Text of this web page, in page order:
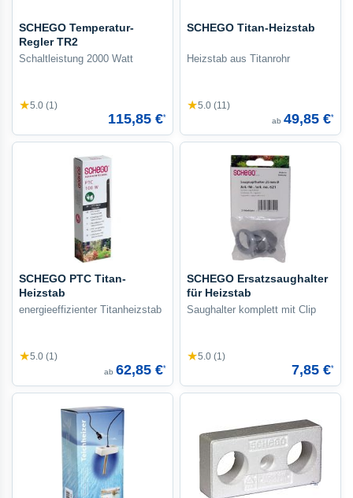
SCHEGO Temperatur-
Regler TR2
Schaltleistung 2000 Watt
★5.0 (1)
115,85 €*
SCHEGO Titan-Heizstab
Heizstab aus Titanrohr
★5.0 (11)
ab 49,85 €*
SCHEGO PTC Titan-
Heizstab
energieeffizienter Titanheizstab
★5.0 (1)
ab 62,85 €*
SCHEGO Ersatzsaughalter
für Heizstab
Saughalter komplett mit Clip
★5.0 (1)
7,85 €*